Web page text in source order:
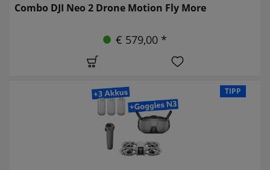
Combo DJI Neo 2 Drone Motion Fly More
€ 579,00 *
TIPP